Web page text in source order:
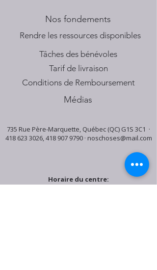
Nos fondements
​Rendre les ressources disponibles
Tâches des bénévoles
Tarif de livraison
Conditions de Remboursement
Médias
735 Rue Père-Marquette, Québec (QC) G1S 3C1 ·
418 623 3026,418 907 9790· noschoses@mail.com
Horaire du centre: